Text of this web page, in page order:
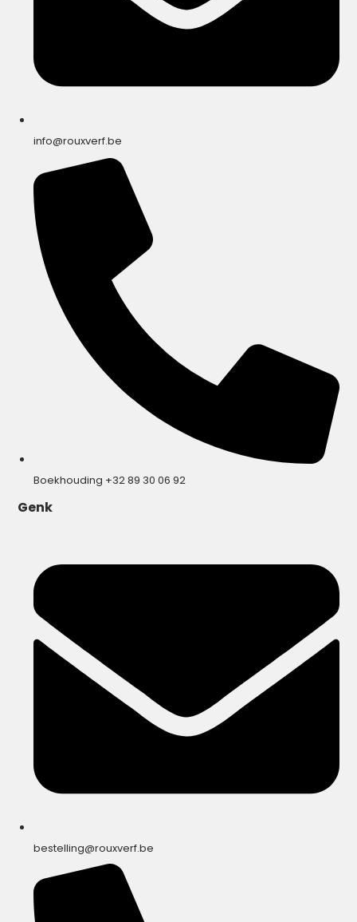
info@rouxverf.be
Boekhouding +32 89 30 06 92
Genk
bestelling@rouxverf.be